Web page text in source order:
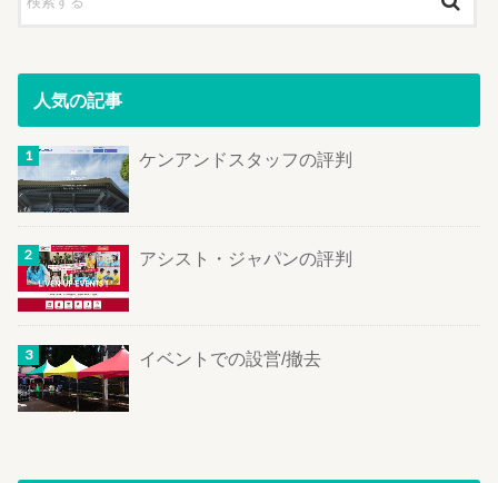
人気の記事
ケンアンドスタッフの評判
アシスト・ジャパンの評判
イベントでの設営/撤去